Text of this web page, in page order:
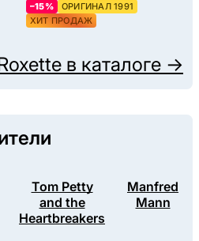
–15%
ОРИГИНАЛ 1991
ХИТ ПРОДАЖ
в каталоге →
Tom Petty
and the
Heartbreakers
Manfred
Mann